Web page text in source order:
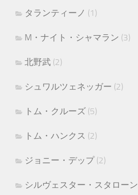
タランティーノ (1)
M・ナイト・シャマラン (3)
北野武 (2)
シュワルツェネッガー (2)
トム・クルーズ (5)
トム・ハンクス (2)
ジョニー・デップ(2)
シルヴェスター・スタローン